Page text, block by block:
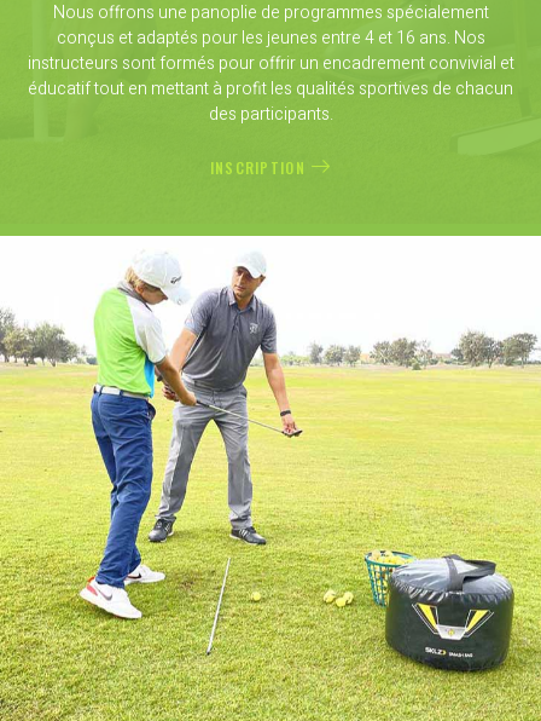
Nous offrons une panoplie de programmes spécialement
conçus et adaptés pour les jeunes entre 4 et 16 ans. Nos
instructeurs sont formés pour offrir un encadrement convivial et
éducatif tout en mettant à profit les qualités sportives de chacun
des participants.
INSCRIPTION